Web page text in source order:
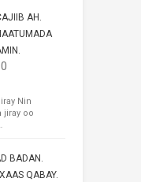
AH.
Nin
jiray oo
BADAN.
QABAY.